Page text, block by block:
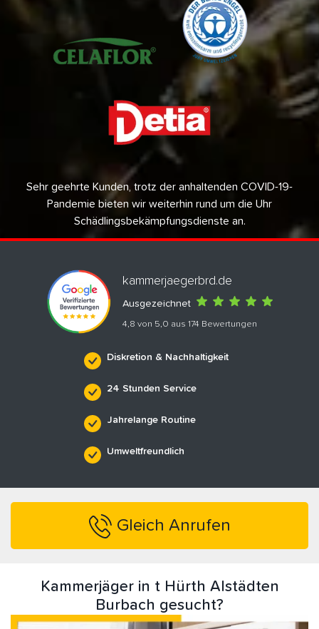
Sehr geehrte Kunden, trotz der anhaltenden COVID-19-
Pandemie bieten wir weiterhin rund um die Uhr
Schädlingsbekämpfungsdienste an.
kammerjaegerbrd.de
Ausgezeichnet
4,8 von 5,0 aus 174 Bewertungen
Diskretion & Nachhaltigkeit
24 Stunden Service
Jahrelange Routine
Umweltfreundlich
Gleich Anrufen
Kammerjäger in t Hürth Alstädten
Burbach gesucht?